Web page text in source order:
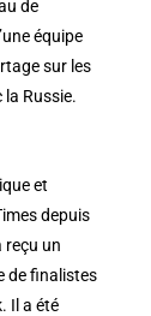
de
équipe
sur les
la Russie.
et
depuis
reçu un
de finalistes
Il a été